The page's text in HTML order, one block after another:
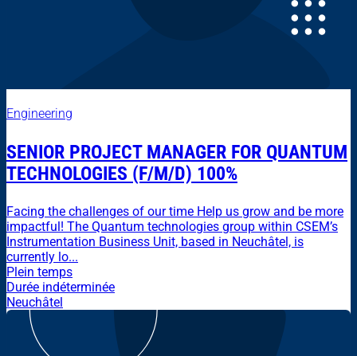
Engineering
SENIOR PROJECT MANAGER FOR QUANTUM
TECHNOLOGIES (F/M/D) 100%
Facing the challenges of our time Help us grow and be more
impactful! The Quantum technologies group within CSEM’s
Instrumentation Business Unit, based in Neuchâtel, is
currently lo...
Plein temps
Durée indéterminée
Neuchâtel